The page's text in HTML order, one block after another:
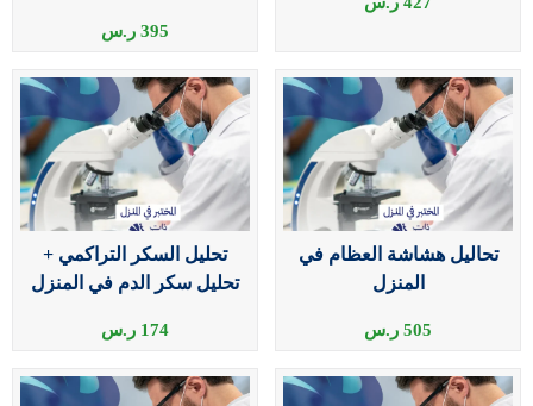
395 ر.س
تحاليل هشاشة العظام في
المنزل
505 ر.س
تحليل السكر التراكمي +
تحليل سكر الدم في المنزل
174 ر.س